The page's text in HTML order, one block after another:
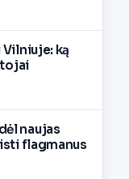
ką
naujas
flagmanus